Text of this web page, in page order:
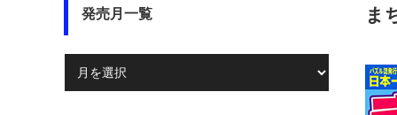
ま
発売月一覧